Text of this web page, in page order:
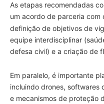
As etapas recomendadas
um acordo de parceria com
definição de objetivos de
equipe interdisciplinar
defesa civil) e a criação de
Em paralelo, é importante
incluindo drones, softwares
e mecanismos de proteção